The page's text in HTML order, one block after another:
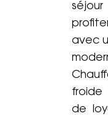
séjour
avec
froide
de